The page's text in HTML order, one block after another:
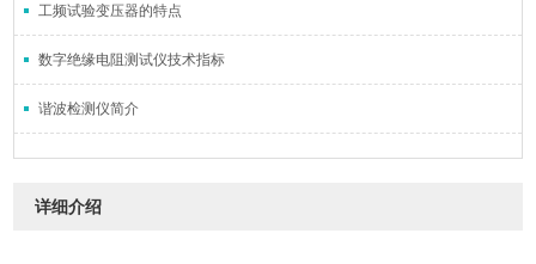
工频试验变压器的特点
数字绝缘电阻测试仪技术指标
谐波检测仪简介
详细介绍